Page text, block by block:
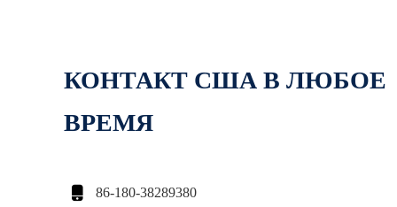
КОНТАКТ США В ЛЮБОЕ
ВРЕМЯ
 86-180-38289380